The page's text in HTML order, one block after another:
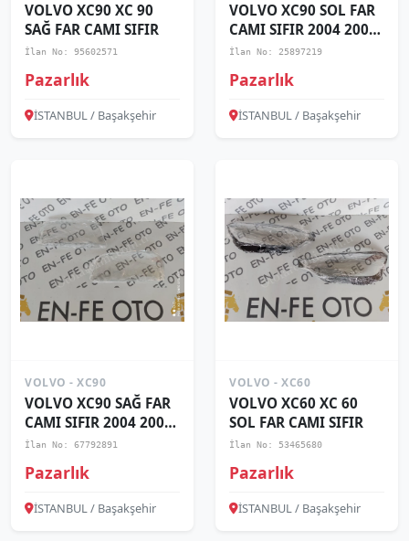
VOLVO XC90 XC 90
SAĞ FAR CAMI SIFIR
İlan No: 95602571
Pazarlık
İSTANBUL / Başakşehir
VOLVO XC90 SOL FAR
CAMI SIFIR 2004 2005
2006 2007 2008 2009
İlan No: 25897219
Pazarlık
İSTANBUL / Başakşehir
VOLVO - XC90
VOLVO XC90 SAĞ FAR
CAMI SIFIR 2004 2005
2006 2007 2008 2009
İlan No: 67792891
Pazarlık
İSTANBUL / Başakşehir
VOLVO - XC60
VOLVO XC60 XC 60
SOL FAR CAMI SIFIR
İlan No: 53465680
Pazarlık
İSTANBUL / Başakşehir